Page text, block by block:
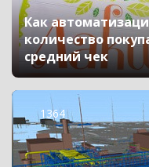
Как
количество
средний чек
1364